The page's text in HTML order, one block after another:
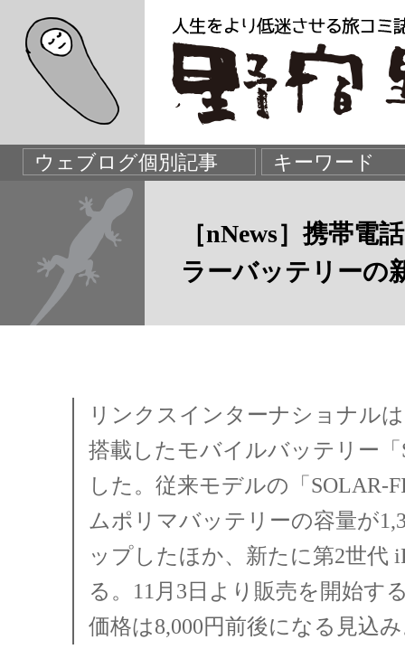
［nNews］携帯電
ラーバッテリーの
リンクスインターナショナル
搭載したモバイルバッテリー「
した。従来モデルの「SOLAR-
ムポリマバッテリーの容量が
ップしたほか、新たに第2世代
る。11月3日より販売を開始す
価格は8,000円前後になる見込